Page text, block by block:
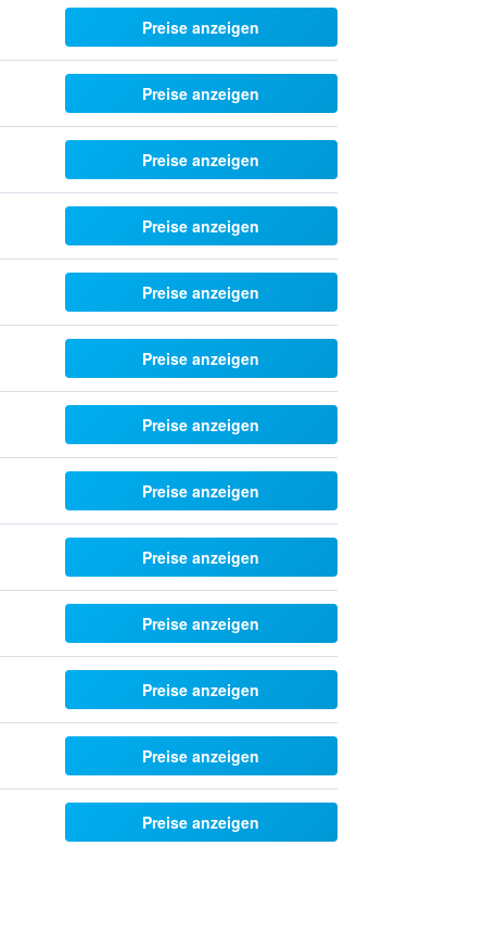
Preise anzeigen
Preise anzeigen
Preise anzeigen
Preise anzeigen
Preise anzeigen
Preise anzeigen
Preise anzeigen
Preise anzeigen
Preise anzeigen
Preise anzeigen
Preise anzeigen
Preise anzeigen
Preise anzeigen